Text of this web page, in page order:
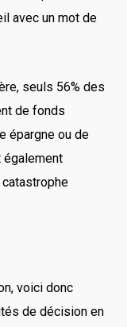
avec un mot de
seuls 56% des
de fonds
épargne ou de
également
voici donc
de décision en